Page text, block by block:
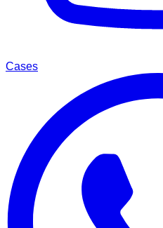
Cases